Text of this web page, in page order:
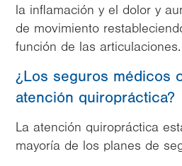
la inflamación y el dolor y
de movimiento
función de las articulaciones.
¿Los seguros médicos
atención quiropráctica?
La atención quiropráctica
mayoría de los planes de